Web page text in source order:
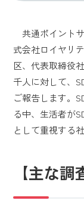
共通ポイント
式会社ロイヤリ
区、代表取締役
千人に対して、
ご報告します。
る中、生活者が
として重視する
【主な調